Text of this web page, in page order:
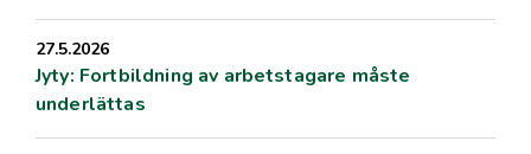
27.5.2026
Jyty: Fortbildning av arbetstagare måste
underlättas